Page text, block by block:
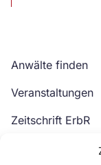
Anwälte finden
Veranstaltungen
Zeitschrift ErbR